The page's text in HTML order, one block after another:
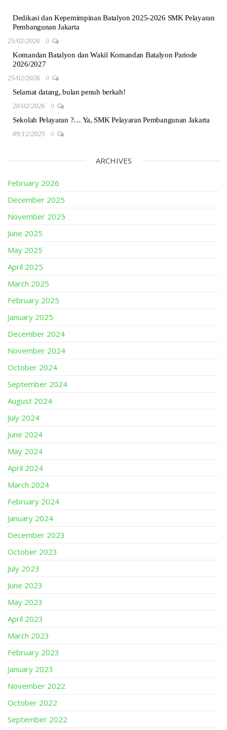
Dedikasi dan Kepemimpinan Batalyon 2025-2026 SMK Pelayaran
Pembangunan Jakarta
25/02/2026 0
Komandan Batalyon dan Wakil Komandan Batalyon Pariode
2026/2027
25/02/2026 0
Selamat datang, bulan penuh berkah!
20/02/2026 0
Sekolah Pelayaran ?… Ya, SMK Pelayaran Pembangunan Jakarta
09/12/2025 0
ARCHIVES
February 2026
December 2025
November 2025
June 2025
May 2025
April 2025
March 2025
February 2025
January 2025
December 2024
November 2024
October 2024
September 2024
August 2024
July 2024
June 2024
May 2024
April 2024
March 2024
February 2024
January 2024
December 2023
October 2023
July 2023
June 2023
May 2023
April 2023
March 2023
February 2023
January 2023
November 2022
October 2022
September 2022